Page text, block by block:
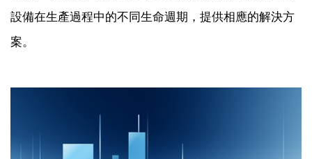
設備在生產過程中的不同生命週期，提供相應的解決方
案。